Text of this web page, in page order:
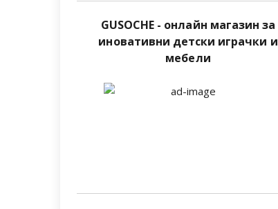
GUSOCHE - онлайн магазин за
иновативни детски играчки и
мебели